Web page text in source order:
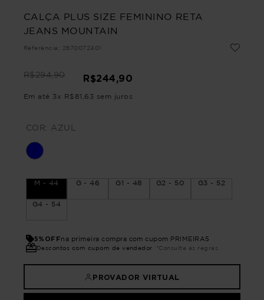
CALÇA PLUS SIZE FEMININO RETA
JEANS MOUNTAIN
Referência : 2670072401
R$294,90 R$244,90
Em até 3x R$ 81 63 sem juros
COR: AZUL
M - 44 G - 46 G1 - 48 G2 - 50 G3 - 52
G4 - 54
5%OFFna primeira compra com cupom PRIMEIRA5
Descontos com cupom de vendedor *Consulte as regras
PROVADOR VIRTUAL